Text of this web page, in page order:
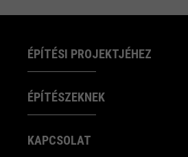
ÉPÍTÉSI PROJEKTJÉHEZ
ÉPÍTÉSZEKNEK
KAPCSOLAT